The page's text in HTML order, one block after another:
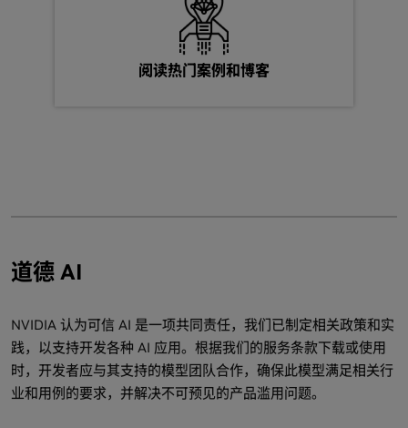
阅读热门案例和博客
道德 AI
NVIDIA 认为可信 AI 是一项共同责任，我们已制定相关政策和实
践，以支持开发各种 AI 应用。根据我们的服务条款下载或使用
时，开发者应与其支持的模型团队合作，确保此模型满足相关行
业和用例的要求，并解决不可预见的产品滥用问题。